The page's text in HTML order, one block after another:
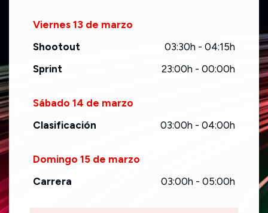
Viernes 13 de marzo
Shootout
03:30h - 04:15h
Sprint
23:00h - 00:00h
Sábado 14 de marzo
Clasificación
03:00h - 04:00h
Domingo 15 de marzo
Carrera
03:00h - 05:00h